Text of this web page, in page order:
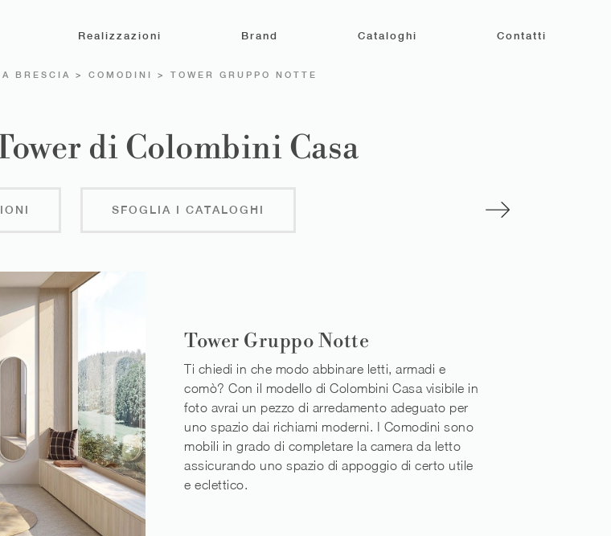
Realizzazioni Brand Cataloghi Contatti
BRESCIA > COMODINI > TOWER GRUPPO NOTTE
di Colombini Casa
SFOGLIA I CATALOGHI
Tower Gruppo Notte
Ti chiedi in che modo abbinare letti, armadi e
comò? Con il modello di Colombini Casa visibile in
foto avrai un pezzo di arredamento adeguato per
uno spazio dai richiami moderni. I Comodini sono
mobili in grado di completare la camera da letto
assicurando uno spazio di appoggio di certo utile
e eclettico.